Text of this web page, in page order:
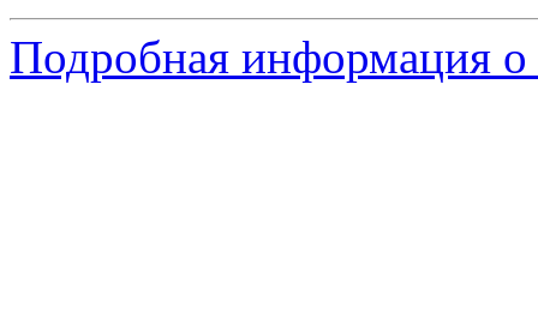
Подробная информация о